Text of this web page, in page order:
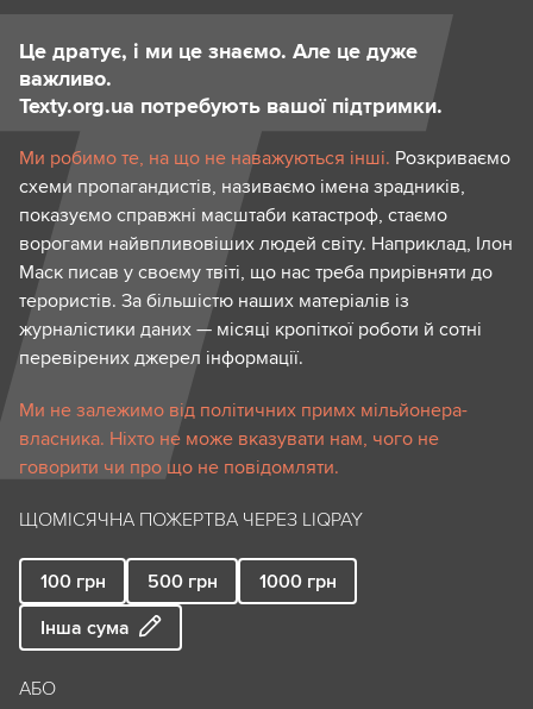
Це дратує, і ми це знаємо. Але це дуже
важливо.
Texty.org.ua потребують вашої підтримки.
Ми робимо те, на що не наважуються інші. Розкриваємо
схеми пропагандистів, називаємо імена зрадників,
показуємо справжні масштаби катастроф, стаємо
ворогами найвпливовіших людей світу. Наприклад, Ілон
Маск писав у своєму твіті, що нас треба прирівняти до
терористів. За більшістю наших матеріалів із
журналістики даних — місяці кропіткої роботи й сотні
перевірених джерел інформації.
Ми не залежимо від політичних примх мільйонера-
власника. Ніхто не може вказувати нам, чого не
говорити чи про що не повідомляти.
ЩОМІСЯЧНА ПОЖЕРТВА ЧЕРЕЗ LIQPAY
100 грн 500 грн 1000 грн
Інша сума
АБО